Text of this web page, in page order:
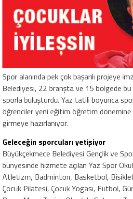
Spor alanında pek çok başarılı projeye
Belediyesi, 22 branşta ve 15 bölgede bu
sporla buluşturdu. Yaz tatili boyunca
öğrenciler yeni eğitim öğretim dönemine
girmeye hazırlanıyor.
Geleceğin sporcuları yetişiyor
Büyükçekmece Belediyesi Gençlik ve
bünyesinde hizmete açılan Yaz Spor
Atletizm, Badminton, Basketbol,
Çocuk Pilatesi, Çocuk Yogası, Futbol,